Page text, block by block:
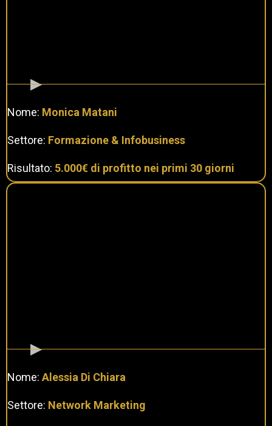
Nome: Monica Matani
Settore: Formazione & Infobusiness
Risultato: 5.000€ di profitto nei primi 30 giorni
Nome: Alessia Di Chiara
Settore: Network Marketing